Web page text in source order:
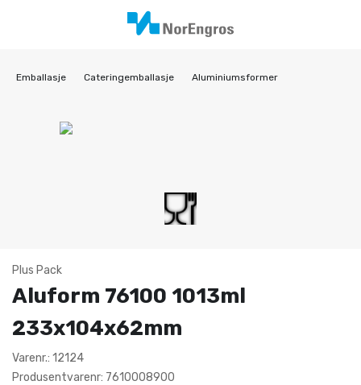
Emballasje Cateringemballasje Aluminiumsformer
Plus Pack
Aluform 76100 1013ml
233x104x62mm
Varenr.: 12124
Produsentvarenr: 7610008900